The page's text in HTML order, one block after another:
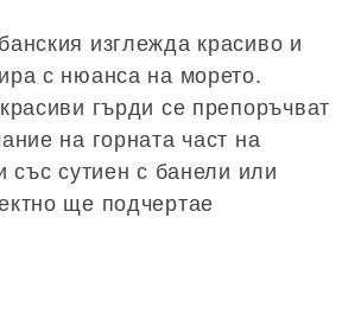
изглежда красиво и
с нюанса на морето.
гърди се препоръчват
на горната част на
със сутиен с банели или
ще подчертае